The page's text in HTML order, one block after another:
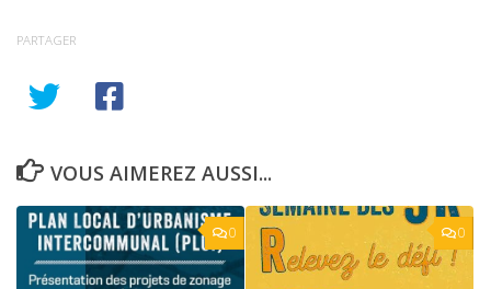
PARTAGER
VOUS AIMEREZ AUSSI...
0 0